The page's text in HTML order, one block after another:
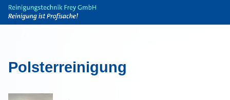
Teppich
Parkett
Polsterreinigung